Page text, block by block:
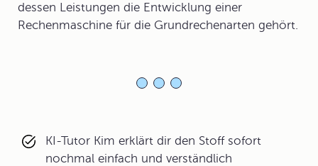
dessen Leistungen die Entwicklung einer
Rechenmaschine für die Grundrechenarten gehört.
KI-Tutor Kim erklärt dir den Stoff sofort
nochmal einfach und verständlich